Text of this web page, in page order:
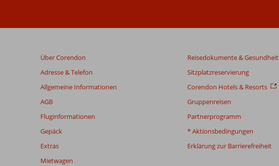
Über Corendon
Adresse & Telefon
Allgemeine Informationen
AGB
Fluginformationen
Gepäck
Extras
Mietwagen
Reisedokumente & Gesundheit
Sitzplatzreservierung
Corendon Hotels & Resorts
Gruppenreisen
Partnerprogramm
* Aktionsbedingungen
Erklärung zur Barrierefreiheit